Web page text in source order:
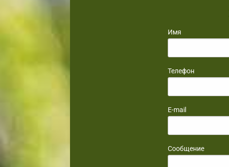
Имя
Телефон
E-mail
Сообщение